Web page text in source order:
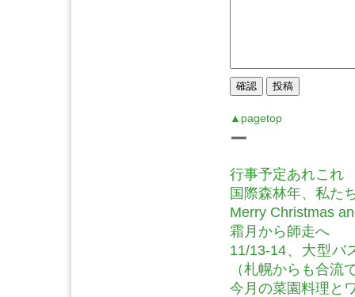
▲pagetop
ー
行事予定あれこれ
国際森林年、私た
Merry Christmas
霜月から師走へ
11/13-14、大型バ
（札幌からも合流
今月の菜園料理と